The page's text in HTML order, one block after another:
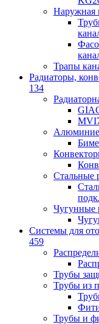
Наружная
Трапы
Радиаторы,
134
MVI
Стальные
Чугунные
Системы для
459
Трубы
Трубы из
Трубы и